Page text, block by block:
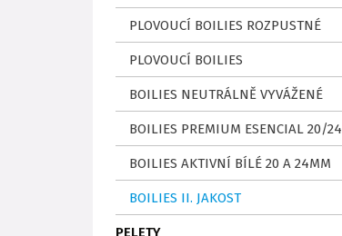
PLOVOUCÍ BOILIES ROZPUSTNÉ
PLOVOUCÍ BOILIES
BOILIES NEUTRÁLNĚ VYVÁŽENÉ
BOILIES PREMIUM ESENCIAL 20/24
BOILIES AKTIVNÍ BÍLÉ 20 A 24MM
BOILIES II. JAKOST
PELETY